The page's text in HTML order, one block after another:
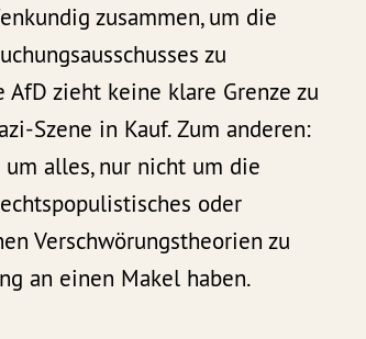
zusammen, um die
zu
zieht keine klare Grenze zu
Szene in Kauf. Zum anderen:
alles, nur nicht um die
oder
Verschwörungstheorien zu
an einen Makel haben.